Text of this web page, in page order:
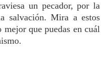
un pecador, por la
salvación. Mira a estos
que puedas en cuál